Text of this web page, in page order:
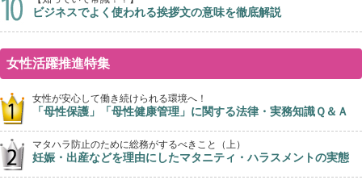
ビジネスでよく使われる挨拶文の意味を徹底解説
女性活躍推進特集
女性が安心して働き続けられる環境へ！
「母性保護」「母性健康管理」に関する法律・実務知識Ｑ＆Ａ
マタハラ防止のために総務がするべきこと（上）
妊娠・出産などを理由にしたマタニティ・ハラスメントの実態